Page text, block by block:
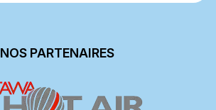
NOS PARTENAIRES